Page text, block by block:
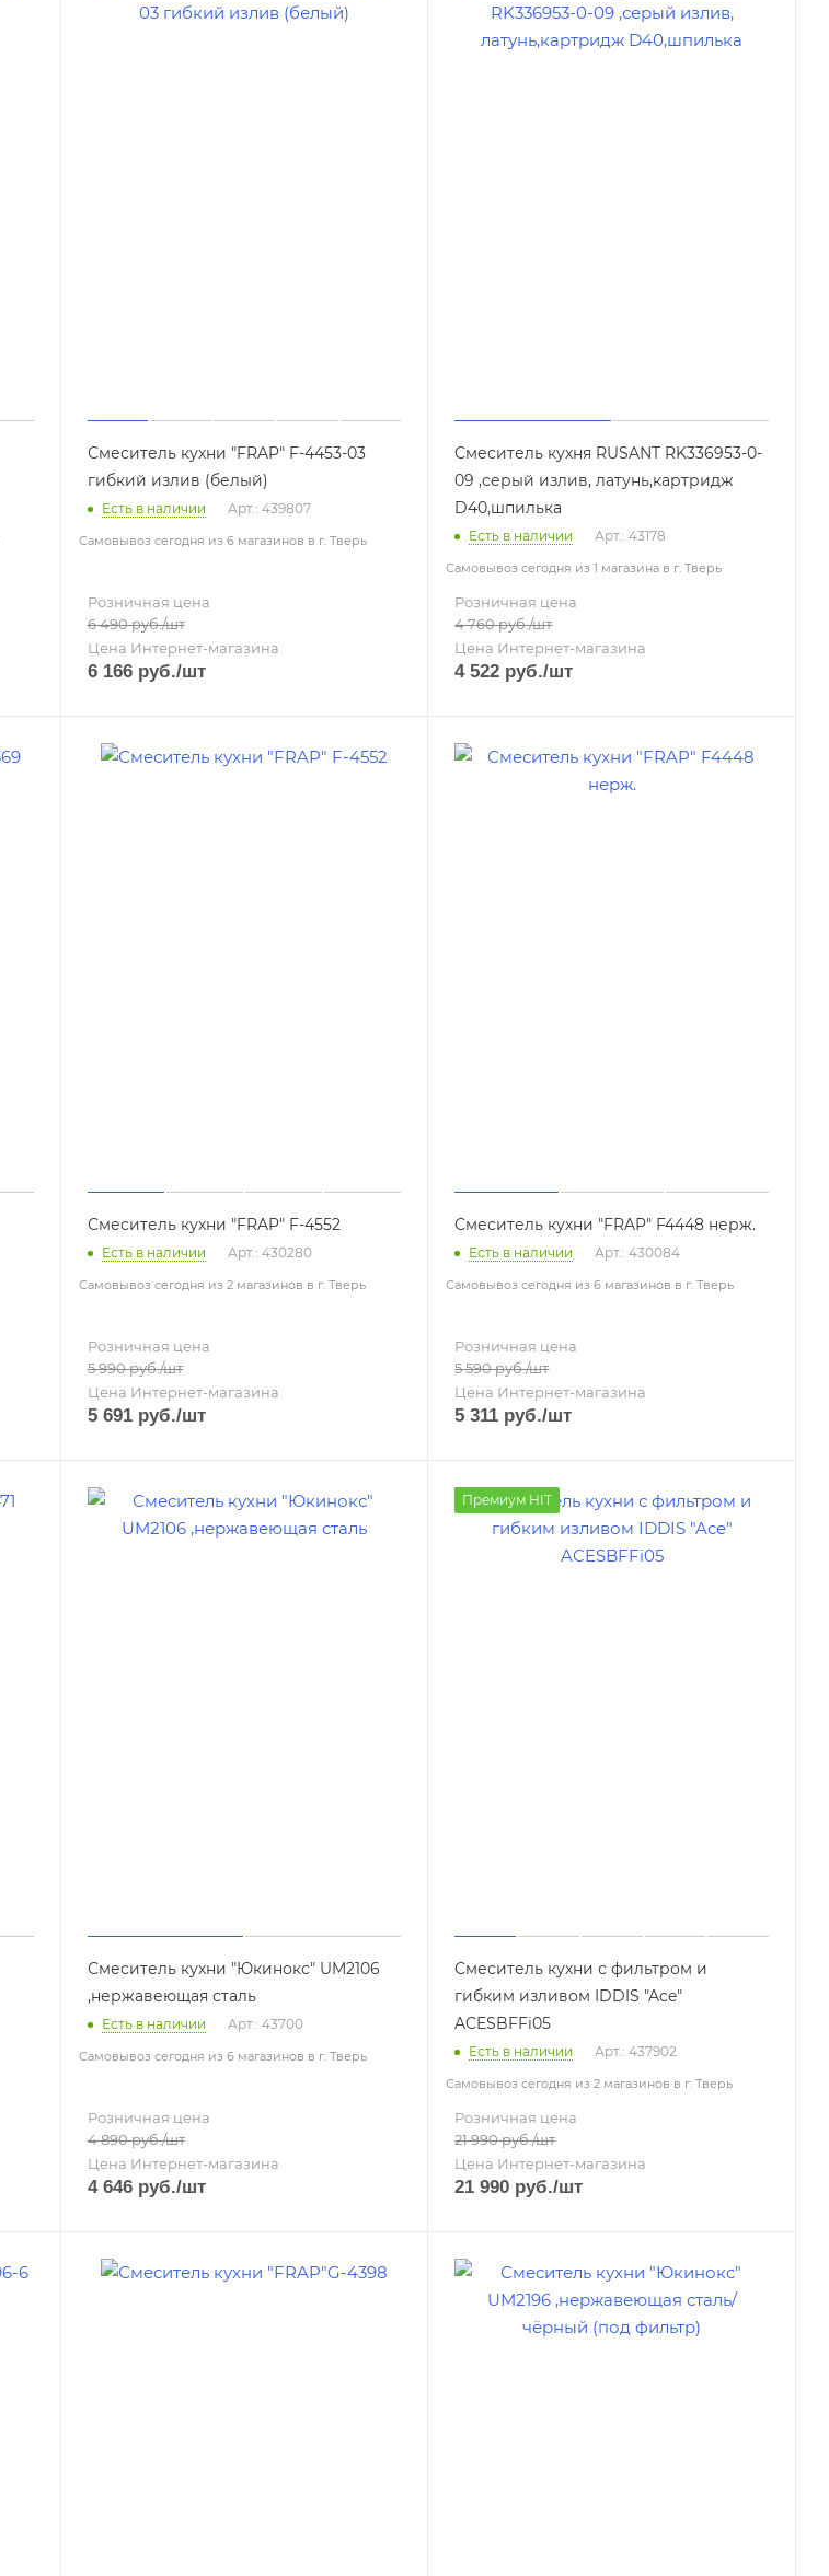
Смеситель кухни "FRAP" F-4453-03
гибкий излив (белый)
Есть в наличии Арт.: 439807
Самовывоз сегодня из 6 магазинов в г. Тверь
Розничная цена
6 490руб./шт
Цена Интернет-магазина
6 166руб./шт
Смеситель кухня RUSANT RK336953-0-
09 ,серый излив, латунь,картридж
D40,шпилька
Есть в наличии Арт.: 43178
Самовывоз сегодня из 1 магазина в г. Тверь
Розничная цена
4 760руб./шт
Цена Интернет-магазина
4 522 руб./шт
Смеситель кухни "FRAP" F-4552
Есть в наличии Арт.: 430280
Самовывоз сегодня из 2 магазинов в г. Тверь
Розничная цена
5 990руб./шт
Цена Интернет-магазина
5 691руб./шт
Смеситель кухни "FRAP" F4448 нерж.
Есть в наличии Арт.: 430084
Самовывоз сегодня из 6 магазинов в г. Тверь
Розничная цена
5 590руб./шт
Цена Интернет-магазина
5 311 руб./шт
Смеситель кухни "Юкинокс" UM2106
,нержавеющая сталь
Есть в наличии Арт.: 43700
Самовывоз сегодня из 6 магазинов в г. Тверь
Розничная цена
4 890руб./шт
Цена Интернет-магазина
4 646руб./шт
Премиум HIT
Смеситель кухни с фильтром и
гибким изливом IDDIS "Ace"
ACESBFFi05
Есть в наличии Арт.: 437902
Самовывоз сегодня из 2 магазинов в г. Тверь
Розничная цена
21 990руб./шт
Цена Интернет-магазина
21 990 руб./шт